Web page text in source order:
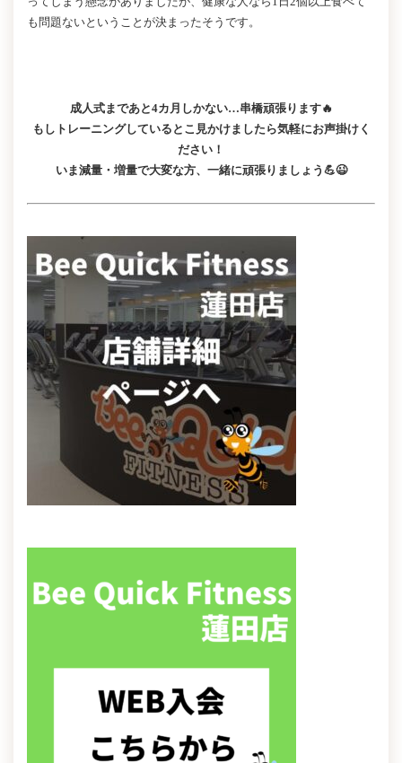
も問題ないということが決まったそうです。
成人式まであと4カ月しかない…串橋頑張ります🔥
もしトレーニングしているとこ見かけましたら気軽にお声掛けく
ださい！
いま減量・増量で大変な方、一緒に頑張りましょう💪😉